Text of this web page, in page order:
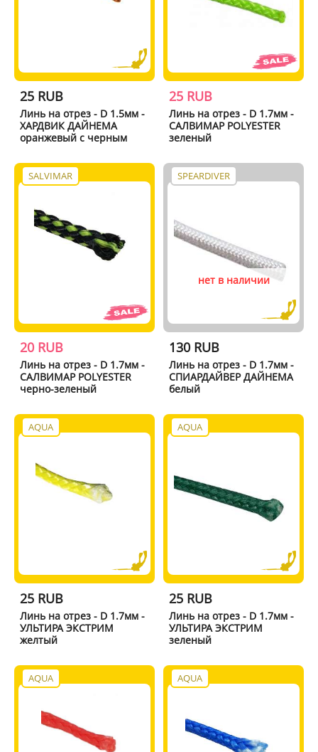
25 RUB
Линь на отрез - D 1.5мм -
ХАРДВИК ДАЙНЕМА
оранжевый с черным
25 RUB
Линь на отрез - D 1.7мм -
САЛВИМАР POLYESTER
зеленый
SALVIMAR
20 RUB
Линь на отрез - D 1.7мм -
САЛВИМАР POLYESTER
черно-зеленый
SPEARDIVER
нет в наличии
130 RUB
Линь на отрез - D 1.7мм -
СПИАРДАЙВЕР ДАЙНЕМА
белый
AQUA
25 RUB
Линь на отрез - D 1.7мм -
УЛЬТИРА ЭКСТРИМ
желтый
AQUA
25 RUB
Линь на отрез - D 1.7мм -
УЛЬТИРА ЭКСТРИМ
зеленый
AQUA AQUA